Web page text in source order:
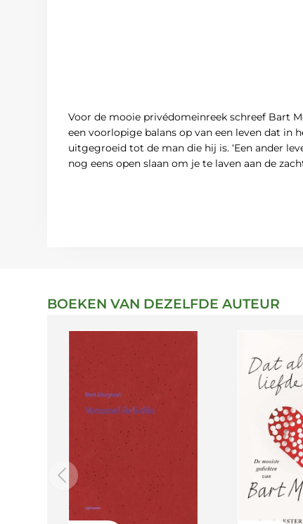
Voor de mooie privédomeinreek schreef Bart
een voorlopige balans op van een leven dat in
uitgegroeid tot de man die hij is. ‘Een ander
nog eens open slaan om je te laven aan de
BOEKEN VAN DEZELFDE AUTEUR